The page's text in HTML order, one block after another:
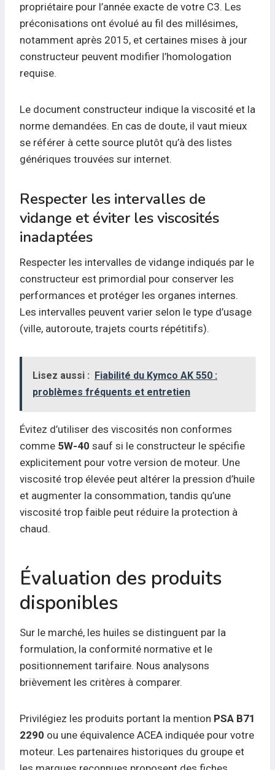
propriétaire pour l’année exacte de votre C3. Les
préconisations ont évolué au fil des millésimes,
notamment après 2015, et certaines mises à jour
constructeur peuvent modifier l’homologation
requise.
Le document constructeur indique la viscosité et la
norme demandées. En cas de doute, il vaut mieux
se référer à cette source plutôt qu’à des listes
génériques trouvées sur internet.
Respecter les intervalles de
vidange et éviter les viscosités
inadaptées
Respecter les intervalles de vidange indiqués par le
constructeur est primordial pour conserver les
performances et protéger les organes internes.
Les intervalles peuvent varier selon le type d’usage
(ville, autoroute, trajets courts répétitifs).
Lisez aussi : Fiabilité du Kymco AK 550 :
problèmes fréquents et entretien
Évitez d’utiliser des viscosités non conformes
comme 5W-40 sauf si le constructeur le spécifie
explicitement pour votre version de moteur. Une
viscosité trop élevée peut altérer la pression d’huile
et augmenter la consommation, tandis qu’une
viscosité trop faible peut réduire la protection à
chaud.
Évaluation des produits
disponibles
Sur le marché, les huiles se distinguent par la
formulation, la conformité normative et le
positionnement tarifaire. Nous analysons
brièvement les critères à comparer.
Privilégiez les produits portant la mention PSA B71
2290 ou une équivalence ACEA indiquée pour votre
moteur. Les partenaires historiques du groupe et